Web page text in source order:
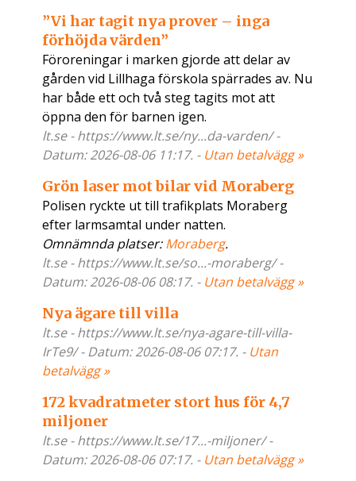
”Vi har tagit nya prover – inga
förhöjda värden”
Föroreningar i marken gjorde att delar av
gården vid Lillhaga förskola spärrades av. Nu
har både ett och två steg tagits mot att
öppna den för barnen igen.
lt.se - https://www.lt.se/ny...da-varden/ -
Datum: 2026-08-06 11:17. - Utan betalvägg »
Grön laser mot bilar vid Moraberg
Polisen ryckte ut till trafikplats Moraberg
efter larmsamtal under natten.
Omnämnda platser:Moraberg.
lt.se - https://www.lt.se/so...-moraberg/ -
Datum: 2026-08-06 08:17. - Utan betalvägg »
Nya ägare till villa
lt.se - https://www.lt.se/nya-agare-till-villa-
IrTe9/ - Datum: 2026-08-06 07:17. - Utan
betalvägg »
172 kvadratmeter stort hus för 4,7
miljoner
lt.se - https://www.lt.se/17...-miljoner/ -
Datum: 2026-08-06 07:17. - Utan betalvägg »